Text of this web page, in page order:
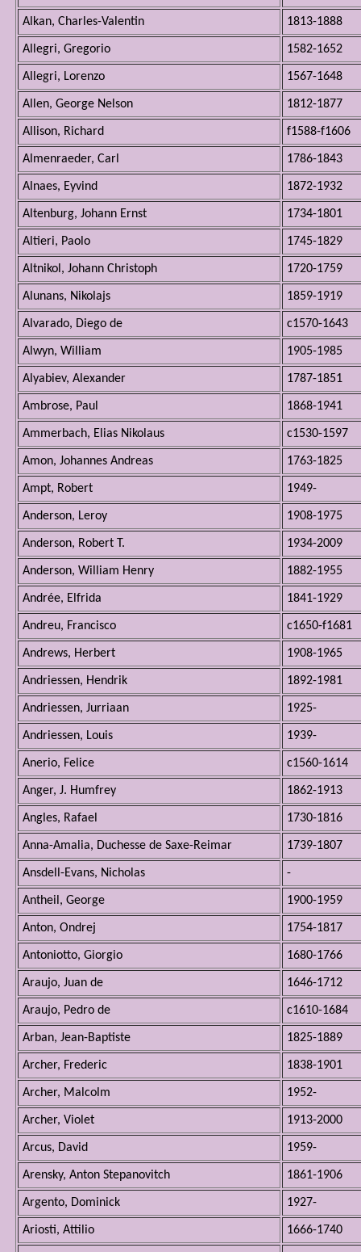
Alkan, Charles-Valentin 1813-1888
Allegri, Gregorio 1582-1652
Allegri, Lorenzo 1567-1648
Allen, George Nelson 1812-1877
Allison, Richard f1588-f1606
Almenraeder, Carl 1786-1843
Alnaes, Eyvind 1872-1932
Altenburg, Johann Ernst 1734-1801
Altieri, Paolo 1745-1829
Altnikol, Johann Christoph 1720-1759
Alunans, Nikolajs 1859-1919
Alvarado, Diego de c1570-1643
Alwyn, William 1905-1985
Alyabiev, Alexander 1787-1851
Ambrose, Paul 1868-1941
Ammerbach, Elias Nikolaus c1530-1597
Amon, Johannes Andreas 1763-1825
Ampt, Robert 1949-
Anderson, Leroy 1908-1975
Anderson, Robert T. 1934-2009
Anderson, William Henry 1882-1955
Andrée, Elfrida 1841-1929
Andreu, Francisco c1650-f1681
Andrews, Herbert 1908-1965
Andriessen, Hendrik 1892-1981
Andriessen, Jurriaan 1925-
Andriessen, Louis 1939-
Anerio, Felice c1560-1614
Anger, J. Humfrey 1862-1913
Angles, Rafael 1730-1816
Anna-Amalia, Duchesse de Saxe-Reimar 1739-1807
Ansdell-Evans, Nicholas -
Antheil, George 1900-1959
Anton, Ondrej 1754-1817
Antoniotto, Giorgio 1680-1766
Araujo, Juan de 1646-1712
Araujo, Pedro de c1610-1684
Arban, Jean-Baptiste 1825-1889
Archer, Frederic 1838-1901
Archer, Malcolm 1952-
Archer, Violet 1913-2000
Arcus, David 1959-
Arensky, Anton Stepanovitch 1861-1906
Argento, Dominick 1927-
Ariosti, Attilio 1666-1740